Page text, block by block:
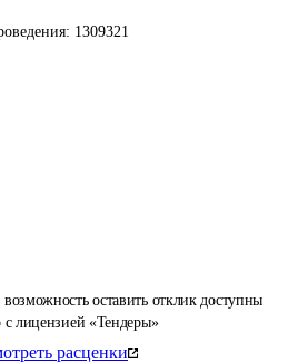
оставить отклик доступны
с лицензией «Тендеры»
расценки
1309321